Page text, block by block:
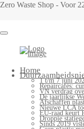
Zero Waste Shop - Voor
again
Primary
Menu Home
1 t/m 7 juni
Repaircafés:
VN verdrag
De jaarlijkse
Afschaffen
Nieuwe LCA
EU-raad keurt
Droppie
Sinds 2019